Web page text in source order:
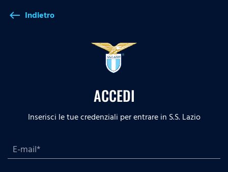
west Indietro
ACCEDI
Inserisci le tue credenziali per entrare in S.S. Lazio